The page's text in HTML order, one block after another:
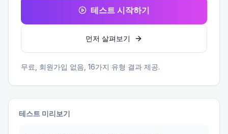
테스트 시작하기
먼저 살펴보기
무료, 회원가입 없음, 16가지 유형 결과 제공.
테스트 미리보기